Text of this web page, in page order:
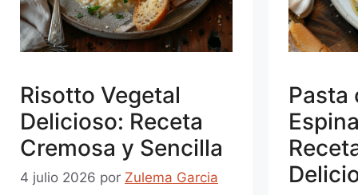
Risotto Vegetal
Delicioso: Receta
Cremosa y Sencilla
4 julio 2026 por Zulema Garcia
Pasta